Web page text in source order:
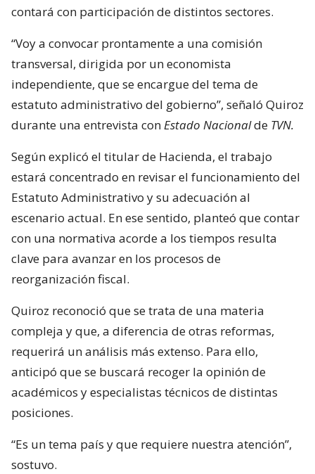
contará con participación de distintos sectores.
“Voy a convocar prontamente a una comisión
transversal, dirigida por un economista
independiente, que se encargue del tema de
estatuto administrativo del gobierno”, señaló Quiroz
durante una entrevista conEstado Nacionalde TVN.
Según explicó el titular de Hacienda, el trabajo
estará concentrado en revisar el funcionamiento del
Estatuto Administrativo y su adecuación al
escenario actual. En ese sentido, planteó que contar
con una normativa acorde a los tiempos resulta
clave para avanzar en los procesos de
reorganización fiscal.
Quiroz reconoció que se trata de una materia
compleja y que, a diferencia de otras reformas,
requerirá un análisis más extenso. Para ello,
anticipó que se buscará recoger la opinión de
académicos y especialistas técnicos de distintas
posiciones.
“Es un tema país y que requiere nuestra atención”,
sostuvo.